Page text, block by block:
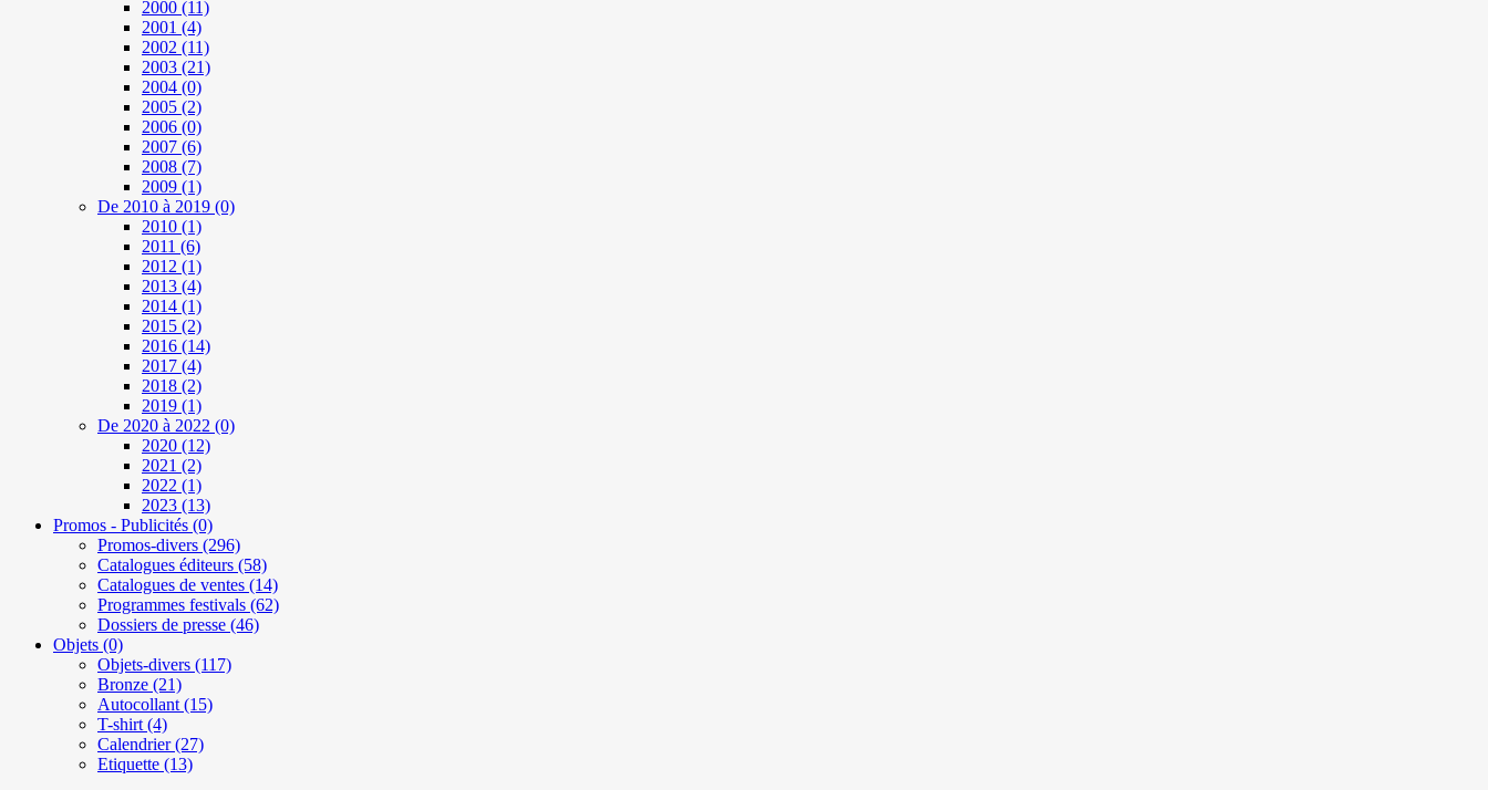
2000 (11)
2001 (4)
2002 (11)
2003 (21)
2004 (0)
2005 (2)
2006 (0)
2007 (6)
2008 (7)
2009 (1)
De 2010 à 2019 (0)
2010 (1)
2011 (6)
2012 (1)
2013 (4)
2014 (1)
2015 (2)
2016 (14)
2017 (4)
2018 (2)
2019 (1)
De 2020 à 2022 (0)
2020 (12)
2021 (2)
2022 (1)
2023 (13)
Promos - Publicités (0)
Promos-divers (296)
Catalogues éditeurs (58)
Catalogues de ventes (14)
Programmes festivals (62)
Dossiers de presse (46)
Objets (0)
Objets-divers (117)
Bronze (21)
Autocollant (15)
T-shirt (4)
Calendrier(27)
Etiquette (13)